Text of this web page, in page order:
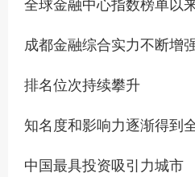
成都金融综合实力不断增
排名位次持续攀升
知名度和影响力逐渐得到
中国最具投资吸引力城市